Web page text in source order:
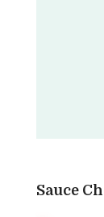
Sauce